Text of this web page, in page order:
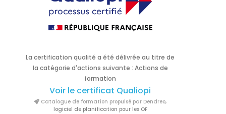
La certification qualité a été délivrée au titre de
la catégorie d'actions suivante : Actions de
formation
Voir le certificat Qualiopi
Catalogue de formation propulsé par Dendreo,
logiciel de planification pour les OF